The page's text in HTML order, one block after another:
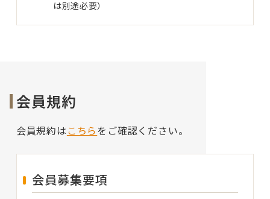
は別途必要）
会員規約
会員規約はこちら をご確認ください。
会員募集要項